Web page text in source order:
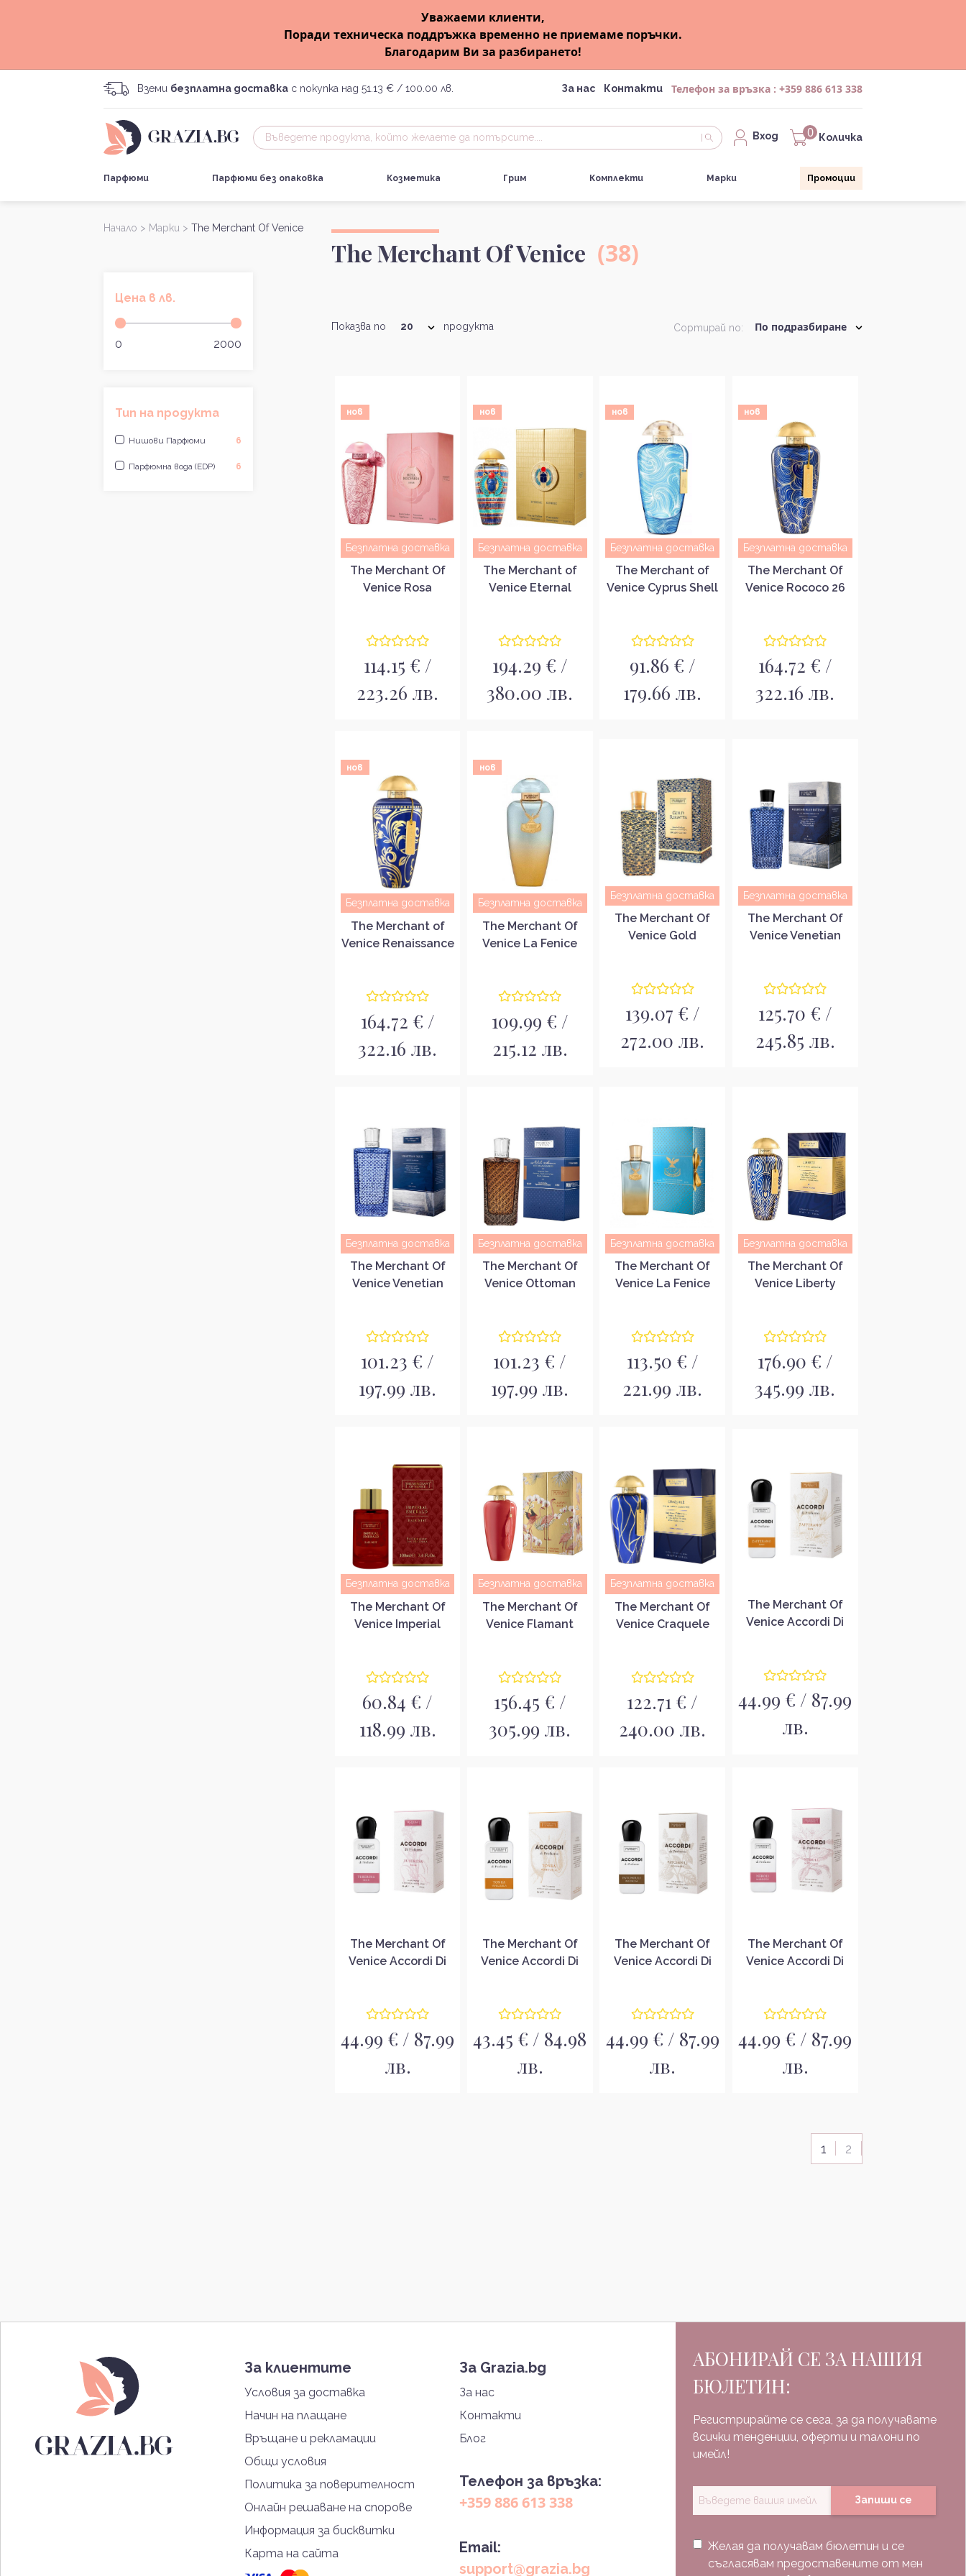
Уважаеми клиенти,
Поради техническа поддръжка временно не приемаме поръчки.
Благодарим Ви за разбирането!
Вземи безплатна доставка с покупка над 51.13 € / 100.00 лв. За нас Контакти Телефон за връзка : +359 886 613 338
Вход 0 Количка
Парфюми Парфюми без опаковка Козметика Грим Комплекти Марки Промоции
Начало > Марки > The Merchant Of Venice
Цена в лв.
0 2000
Тип на продукта
Нишови Парфюми 6
Парфюмна вода (EDP) 6
The Merchant Of Venice (38)
Показва по продукта Сортирай по:
нов
Безплатна доставка
The Merchant Of
Venice Rosa
вода EDP
114.15 € /
223.26 лв.
нов
Безплатна доставка
The Merchant of
Venice Eternal
EDP
194.29 € /
380.00 лв.
нов
Безплатна доставка
The Merchant of
Venice Cyprus Shell
91.86 € /
179.66 лв.
нов
Безплатна доставка
The Merchant Of
Venice Rococo 26
164.72 € /
322.16 лв.
нов
Безплатна доставка
The Merchant of
Venice Renaissance
164.72 € /
322.16 лв.
нов
Безплатна доставка
The Merchant Of
Venice La Fenice
жени EDP
109.99 € /
215.12 лв.
Безплатна доставка
The Merchant Of
Venice Gold
EDP
139.07 € /
272.00 лв.
Безплатна доставка
The Merchant Of
Venice Venetian
мъже EDP
125.70 € /
245.85 лв.
Безплатна доставка
The Merchant Of
Venice Venetian
101.23 € /
197.99 лв.
Безплатна доставка
The Merchant Of
Venice Ottoman
101.23 € /
197.99 лв.
Безплатна доставка
The Merchant Of
Venice La Fenice
113.50 € /
221.99 лв.
Безплатна доставка
The Merchant Of
Venice Liberty
176.90 € /
345.99 лв.
Безплатна доставка
The Merchant Of
Venice Imperial
жени
60.84 € /
118.99 лв.
Безплатна доставка
The Merchant Of
Venice Flamant
156.45 € /
305.99 лв.
Безплатна доставка
The Merchant Of
Venice Craquele
122.71 € /
240.00 лв.
The Merchant Of
Venice Accordi Di
парфюмна вода
EDP
44.99 € / 87.99
лв.
The Merchant Of
Venice Accordi Di
парфюмна вода
EDP
44.99 € / 87.99
лв.
The Merchant Of
Venice Accordi Di
парфюмна вода
EDP
43.45 € / 84.98
лв.
The Merchant Of
Venice Accordi Di
парфюмна вода
EDP
44.99 € / 87.99
лв.
The Merchant Of
Venice Accordi Di
парфюмна вода
EDP
44.99 € / 87.99
лв.
1 2
За клиентите
Условия за доставка
Начин на плащане
Връщане и рекламации
Общи условия
Политика за поверителност
Онлайн решаване на спорове
Информация за бисквитки
Карта на сайта
За Grazia.bg
За нас
Контакти
Блог
Телефон за връзка:
+359 886 613 338
Email:
support@grazia.bg
АБОНИРАЙ СЕ ЗА НАШИЯ
БЮЛЕТИН:
Регистрирайте се сега, за да получавате
всички тенденции, оферти и талони по
имейл!
Запиши се
Желая да получавам бюлетин и се
съгласявам предоставените от мен